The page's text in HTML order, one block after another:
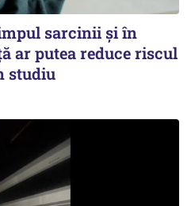
sarcinii și în
ar putea reduce riscul
studiu